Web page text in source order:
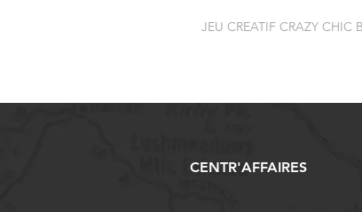
JEU CREATIF CRAZY CHIC
CENTR'AFFAIRES